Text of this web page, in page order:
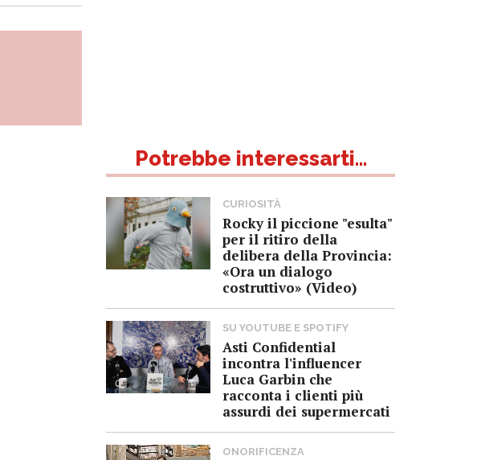
Potrebbe interessarti...
CURIOSITÀ
Rocky il piccione "esulta"
per il ritiro della
delibera della Provincia:
«Ora un dialogo
costruttivo» (Video)
SU YOUTUBE E SPOTIFY
Asti Confidential
incontra l'influencer
Luca Garbin che
racconta i clienti più
assurdi dei supermercati
ONORIFICENZA